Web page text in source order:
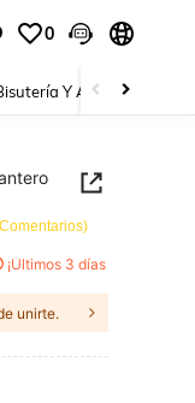
0
Y Accesorios
¡Últimos 3 días
unirte.